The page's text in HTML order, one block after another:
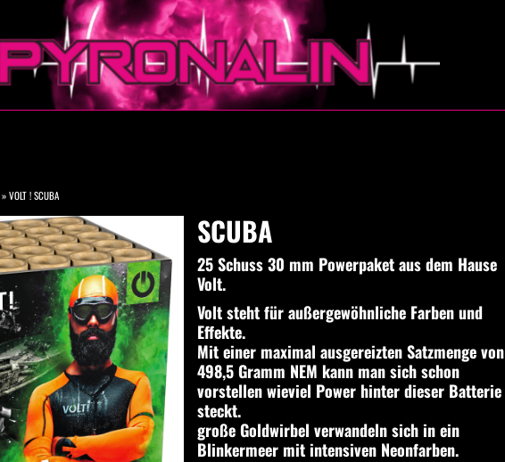
»VOLT ! SCUBA
SCUBA
25 Schuss 30 mm Powerpaket aus dem Hause
Volt.
Volt steht für außergewöhnliche Farben und
Effekte.
Mit einer maximal ausgereizten Satzmenge von
498,5 Gramm NEM kann man sich schon
vorstellen wieviel Power hinter dieser Batterie
steckt.
große Goldwirbel verwandeln sich in ein
Blinkermeer mit intensiven Neonfarben.